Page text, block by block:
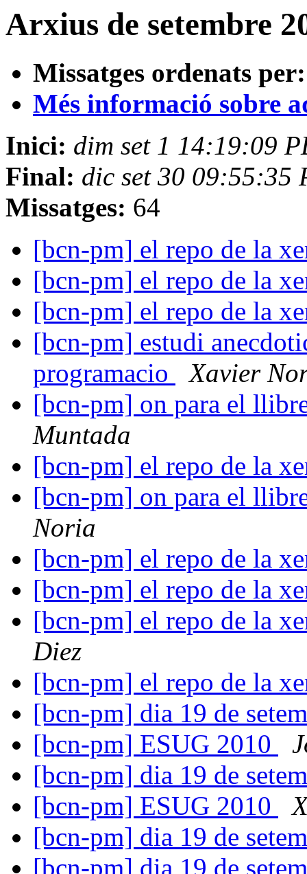
Arxius de setembre
Missatges ordenats per:
Més informació sobre
Inici: dim set 1 14:19:09
Final: dic set 30 09:55:35
Missatges: 64
[bcn-pm] el repo de la
[bcn-pm] el repo de la
[bcn-pm] el repo de la
[bcn-pm] estudi
programacio
Xavier
[bcn-pm] on para el
Muntada
[bcn-pm] el repo de la
[bcn-pm] on para el
Noria
[bcn-pm] el repo de la
[bcn-pm] el repo de la
[bcn-pm] el repo de la
Diez
[bcn-pm] el repo de la
[bcn-pm] dia 19 de
[bcn-pm] ESUG 2010
[bcn-pm] dia 19 de
[bcn-pm] ESUG 2010
[bcn-pm] dia 19 de
[bcn-pm] dia 19 de